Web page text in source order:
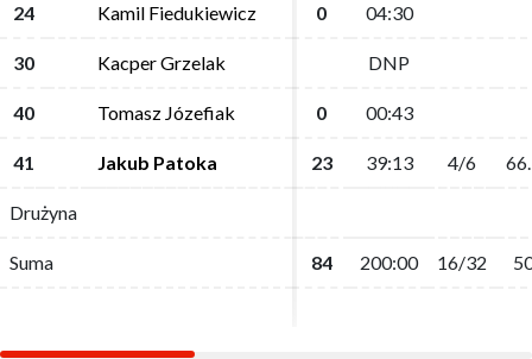
24 Kamil Fiedukiewicz 0 04:30
30 Kacper Grzelak DNP
40 Tomasz Józefiak 0 00:43
41 Jakub Patoka 23 39:13 4/6
Drużyna
Suma 84 200:00 16/32
24 Kamil Fiedukiewicz 0 04:30
30 Kacper Grzelak DNP
40 Tomasz Józefiak 0 00:43
41 Jakub Patoka 23 39:13 4/6
Drużyna
Suma 84 200:00 16/32